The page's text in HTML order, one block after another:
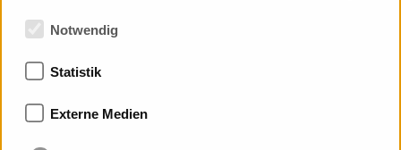
Mitgliedschaften
Notwendig
Statistik
Externe Medien